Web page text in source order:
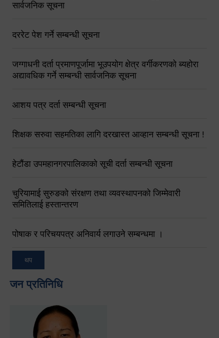
सार्वजनिक सूचना
दररेट पेश गर्ने सम्बन्धी सूचना
जग्गाधनी दर्ता प्रमाणपूर्जामा भूउपयोग क्षेत्र वर्गीकरणको ब्यहोरा
अद्यावधिक गर्ने सम्बन्धी सार्वजनिक सूचना
आशय पत्र दर्ता सम्बन्धी सूचना
शिक्षक सरुवा सहमतिका लागि दरखास्त आव्हान सम्बन्धी सूचना !
हेटौंडा उपमहानगरपालिकाको सूची दर्ता सम्बन्धी सूचना
चुरियामाई सुरुङको संरक्षण तथा व्यवस्थापनको जिम्मेवारी
समितिलाई हस्तान्तरण
पोषाक र परिचयपत्र अनिवार्य लगाउने सम्बन्धमा ।
थप
जन प्रतिनिधि